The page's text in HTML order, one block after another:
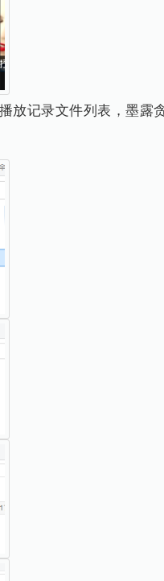
放记录文件列表，墨露